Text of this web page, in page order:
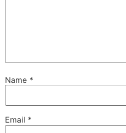
Name *
Email *